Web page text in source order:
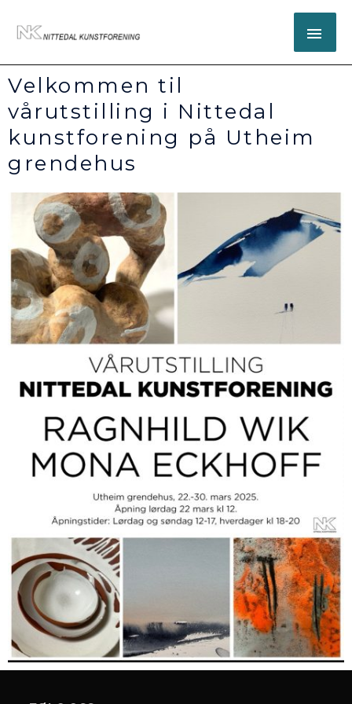
rett
innholdet
Velkommen til
vårutstilling i Nittedal
kunstforening på Utheim
grendehus